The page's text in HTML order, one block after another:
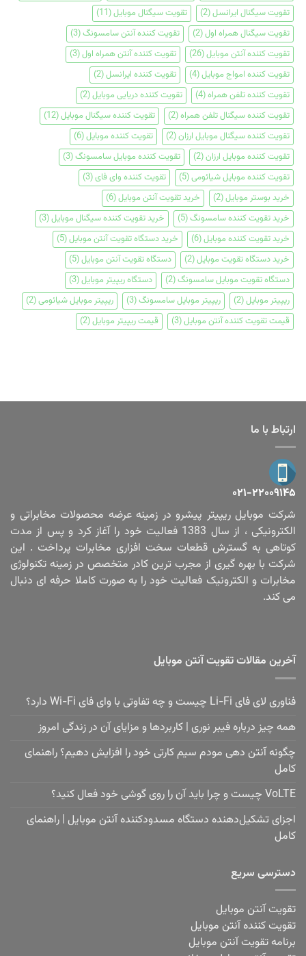
تقویت سیگنال ایرانسل(2) تقویت سیگنال موبایل(11)
تقویت سیگنال همراه اول(2) تقویت کننده آنتن سامسونگ(3)
تقویت کننده آنتن موبایل(26) تقویت کننده آنتن همراه اول(3)
تقویت کننده امواج موبایل(4) تقویت کننده ایرانسل(2)
تقویت کننده تلفن همراه(4) تقویت کننده دریایی موبایل(2)
تقویت کننده سیگنال تلفن همراه(2) تقویت کننده سیگنال موبایل(12)
تقویت کننده سیگنال موبایل ارزان(2) تقویت کننده موبایل(6)
تقویت کننده موبایل ارزان(2) تقویت کننده موبایل سامسونگ(3)
تقویت کننده موبایل شیائومی(5) تقویت کننده وای فای(3)
خرید بوستر موبایل(2) خرید تقویت آنتن موبایل(6)
خرید تقویت کننده سامسونگ(5) خرید تقویت کننده سیگنال موبایل(3)
خرید تقویت کننده موبایل(6) خرید دستگاه تقویت آنتن موبایل(5)
خرید دستگاه تقویت موبایل(2) دستگاه تقویت آنتن موبایل(5)
دستگاه تقویت موبایل سامسونگ(2) دستگاه ریپیتر موبایل(3)
ریپیتر موبایل(2) ریپیتر موبایل سامسونگ(3) ریپیتر موبایل شیائومی(2)
قیمت تقویت کننده آنتن موبایل(3) قیمت ریپیتر موبایل(2)
ارتباط با ما
۰۲۱-۲۲۰۰۹۱۴۵
شرکت موبایل ریپیتر پیشرو در زمینه عرضه محصولات مخابراتی و
الکترونیکی ، از سال 1383 فعالیت خود را آغاز کرد و پس از مدت
کوتاهی به گسترش قطعات سخت افزاری مخابرات پرداخت . این
شرکت با بهره گیری از مجرب ترین کادر متخصص در زمینه تکنولوژی
مخابرات و الکترونیک فعالیت خود را به صورت کاملا حرفه ای دنبال
می کند.
آخرین مقالات تقویت آنتن موبایل
فناوری لای فای Li-Fi چیست و چه تفاوتی با وای فای Wi-Fi دارد؟
همه چیز درباره فیبر نوری | کاربردها و مزایای آن در زندگی امروز
چگونه آنتن دهی مودم سیم کارتی خود را افزایش دهیم؟ راهنمای
کامل
VoLTE چیست و چرا باید آن را روی گوشی خود فعال کنید؟
اجزای تشکیل‌دهنده دستگاه مسدودکننده آنتن موبایل | راهنمای
کامل
دسترسی سریع
تقویت آنتن موبایل
تقویت کننده آنتن موبایل
برنامه تقویت آنتن موبایل